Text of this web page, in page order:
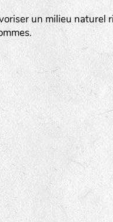
un milieu naturel